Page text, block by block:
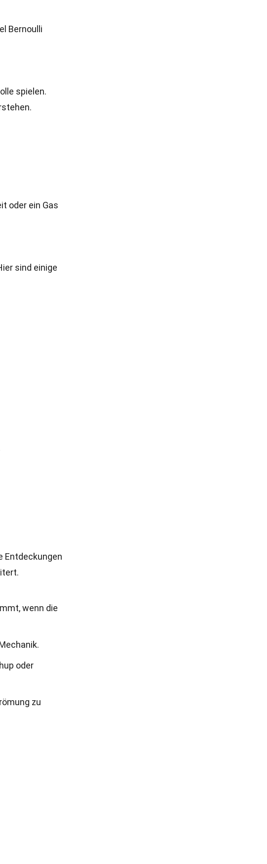
Bernoulli
spielen.
oder ein Gas
sind einige
Entdeckungen
wenn die
oder
zu